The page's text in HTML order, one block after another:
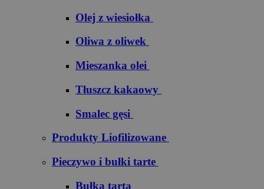
Olej z wiesiołka
Oliwa z oliwek
Mieszanka olei
Tłuszcz kakaowy
Smalec gęsi
Produkty Liofilizowane
Pieczywo i bułki tarte
Bułka tarta